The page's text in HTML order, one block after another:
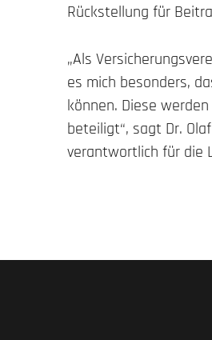
Rückstellung für
„Als
es mich besonders,
können. Diese
beteiligt“, sagt Dr.
verantwortlich für die